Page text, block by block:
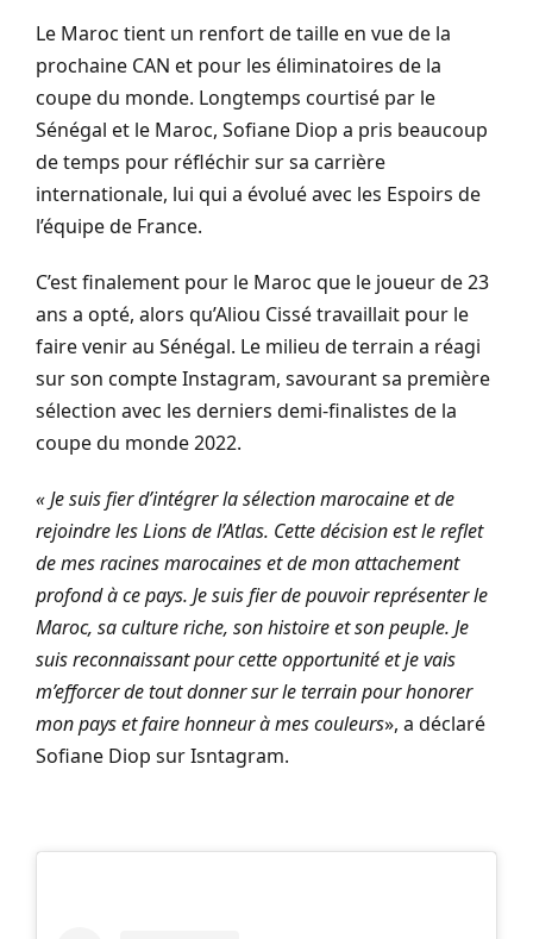
Le Maroc tient un renfort de taille en vue de la
prochaine CAN et pour les éliminatoires de la
coupe du monde. Longtemps courtisé par le
Sénégal et le Maroc, Sofiane Diop a pris beaucoup
de temps pour réfléchir sur sa carrière
internationale, lui qui a évolué avec les Espoirs de
l’équipe de France.
C’est finalement pour le Maroc que le joueur de 23
ans a opté, alors qu’Aliou Cissétravaillait pour le
faire venir au Sénégal. Le milieu de terrain a réagi
sur son compte Instagram, savourant sa première
sélection avec les derniers demi-finalistes de la
coupe du monde 2022.
« Je suis fier d’intégrer la sélection marocaine et de
rejoindre les Lions de l’Atlas. Cette décision est le reflet
de mes racines marocaines et de mon attachement
profond à ce pays. Je suis fier de pouvoir représenter le
Maroc, sa culture riche, son histoire et son peuple. Je
suis reconnaissant pour cette opportunité et je vais
m’efforcer de tout donner sur le terrain pour honorer
mon pays et faire honneur à mes couleurs», a déclaré
Sofiane Diop sur Isntagram.